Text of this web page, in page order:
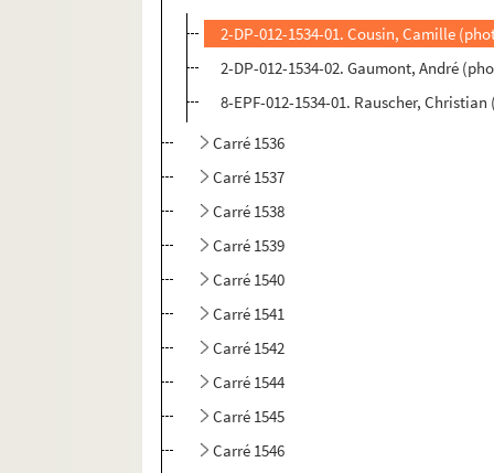
2-DP-012-1534-01. Cousin, Camille
2-DP-012-1534-02. Gaumont, André
8-EPF-012-1534-01. Rauscher,
Carré 1536
Carré 1537
Carré 1538
Carré 1539
Carré 1540
Carré 1541
Carré 1542
Carré 1544
Carré 1545
Carré 1546